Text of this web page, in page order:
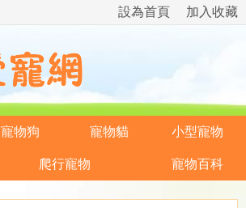
加入收藏
設為首頁
寵物狗 寵物貓 小型寵物
爬行寵物 寵物百科